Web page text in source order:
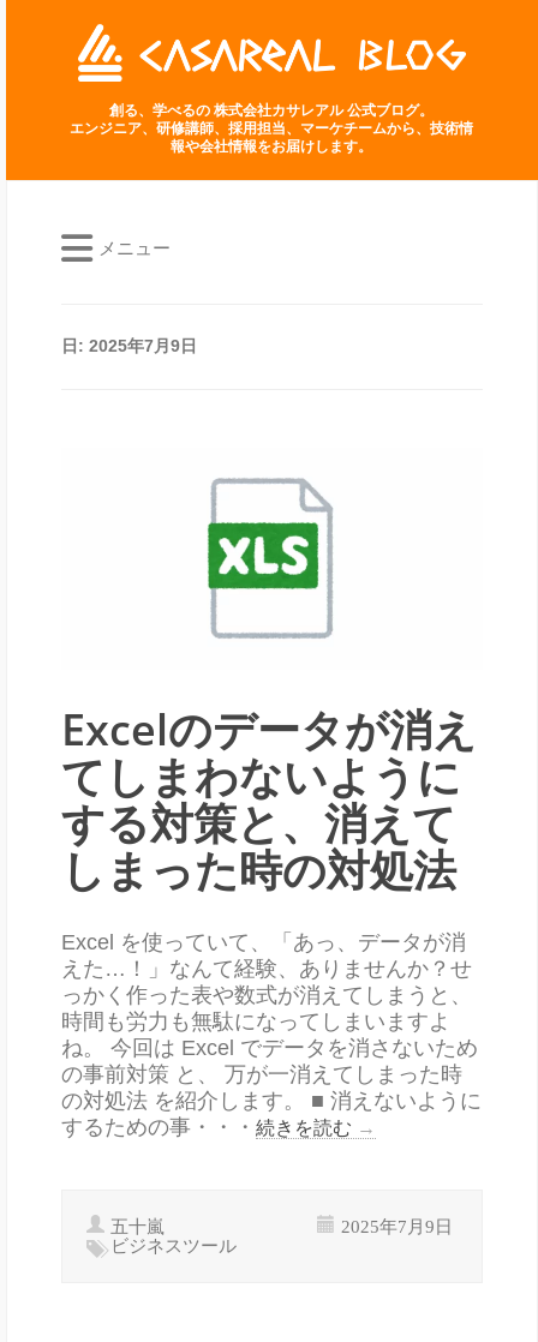
創る、学べるの 株式会社カサレアル 公式ブログ。
エンジニア、研修講師、採用担当、マーケチームから、技術情
報や会社情報をお届けします。
メニュー
日: 2025年7月9日
Excelのデータが消え
てしまわないように
する対策と、消えて
しまった時の対処法
Excel を使っていて、「あっ、データが消
えた…！」なんて経験、ありませんか？せ
っかく作った表や数式が消えてしまうと、
時間も労力も無駄になってしまいますよ
ね。 今回は Excel でデータを消さないため
の事前対策 と、 万が一消えてしまった時
の対処法 を紹介します。 ■ 消えないように
するための事・・・ 続きを読む →
五十嵐 2025年7月9日
ビジネスツール